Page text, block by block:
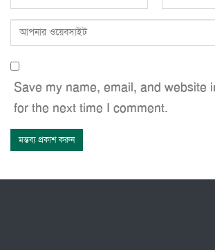
Save my name, email, and website
for the next time I comment.